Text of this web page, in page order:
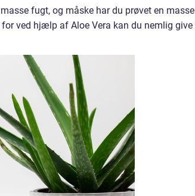
fugt, og måske har du prøvet en masse
ved hjælp af Aloe Vera kan du nemlig give